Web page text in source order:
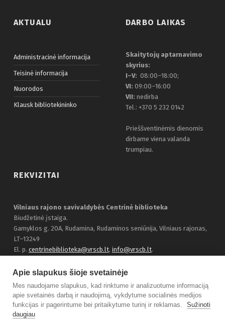
AKTUALU
Administracinė informacija
Teisinė informacija
Nuorodos
Klausk bibliotekininko
DARBO LAIKAS
Skaitytojų aptarnavimo
skyrius:
I–V: 08:00–18:00;
VI: 09:00–16:00
VII: nedirba
Tel.: +370 5 232 0142
Prieššventinėmis dienomis
dirbame viena valanda
trumpiau.
REKVIZITAI
Vilniaus rajono savivaldybės Centrinė biblioteka
Biudžetinė įstaiga.
Gamyklos g. 20A, Rudamina, Rudaminos seniūnija, Vilniaus rajonas,
LT–13249
El. p. centrinebiblioteka@vrscb.lt, info@vrscb.lt.
kodas 303116707
Apie slapukus šioje svetainėje
Mes naudojame slapukus, kad rinktume ir analizuotume informaciją
apie svetainės darbą ir naudojimą, vykdytume socialinės medijos
funkcijas ir pagerintume bei pritaikytume turinį ir reklamas.
Sužinoti
daugiau